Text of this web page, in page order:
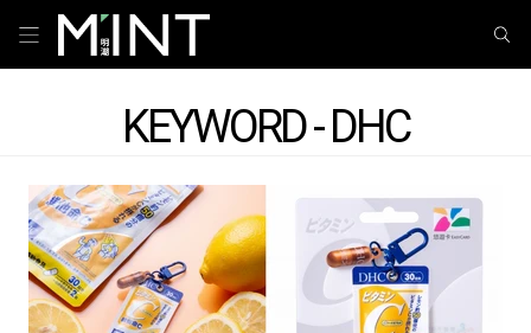
KEYWORD - DHC